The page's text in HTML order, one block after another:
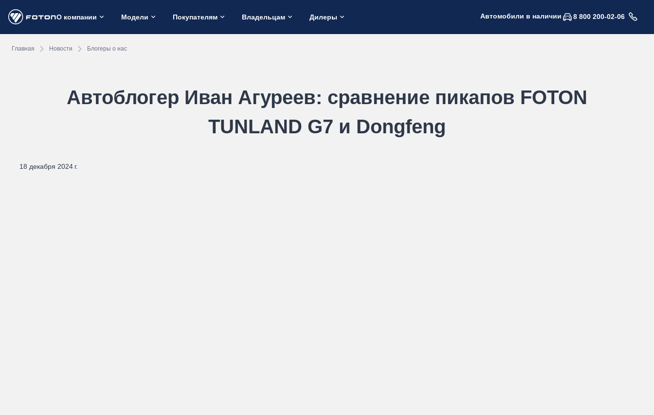
О компании Модели Покупателям Владельцам Дилеры Автомобили в наличии 8 800 200-02-06
Главная Новости Блогеры о нас
Автоблогер Иван Агуреев: сравнение пикапов FOTON
TUNLAND G7 и Dongfeng
18 декабря 2024 г.